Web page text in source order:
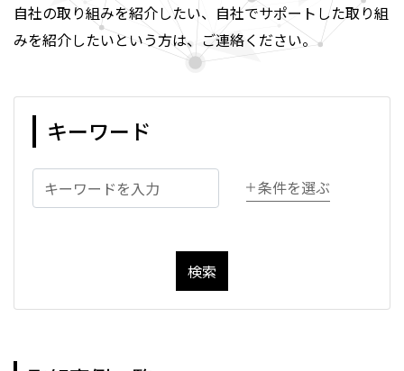
自社の取り組みを紹介したい、自社でサポートした取り組
みを紹介したいという方は、ご連絡ください。
キーワード
条件を選ぶ
検索